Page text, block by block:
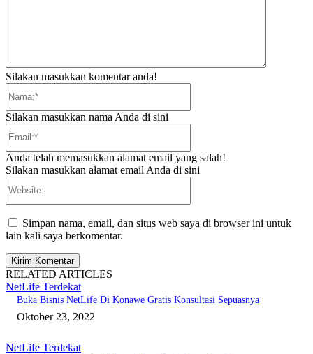
Silakan masukkan komentar anda!
Silakan masukkan nama Anda di sini
Anda telah memasukkan alamat email yang salah!
Silakan masukkan alamat email Anda di sini
Simpan nama, email, dan situs web saya di browser ini untuk
lain kali saya berkomentar.
RELATED ARTICLES
NetLife Terdekat
Buka Bisnis NetLife Di Konawe Gratis Konsultasi Sepuasnya
Oktober 23, 2022
NetLife Terdekat